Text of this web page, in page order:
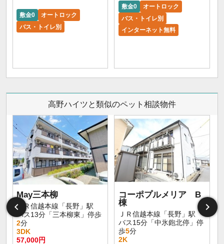
敷金0
オートロック
バス・トイレ別
敷金0
オートロック
バス・トイレ別
インターネット無料
高野ハイツと類似のペット相談物件
May三本柳
ＪＲ信越本線「長野」駅
バス13分「三本柳東」停歩
2分
3DK
57,000円
コーポプルメリア B
棟
ＪＲ信越本線「長野」駅
バス15分「中氷鉋北停」停
歩5分
2K